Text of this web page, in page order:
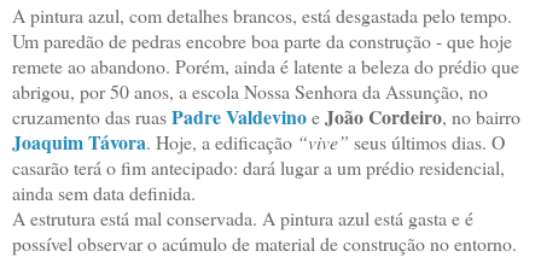
A pintura azul, com detalhes brancos, está desgastada pelo tempo.
Um paredão de pedras encobre boa parte da construção - que hoje
remete ao abandono. Porém, ainda é latente a beleza do prédio que
abrigou, por 50 anos, a escola Nossa Senhora da Assunção, no
cruzamento das ruasPadre ValdevinoeJoão Cordeiro, no bairro
Joaquim Távora. Hoje, a edificação “vive” seus últimos dias. O
casarão terá o fim antecipado: dará lugar a um prédio residencial,
ainda sem data definida.
A estrutura está mal conservada. A pintura azul está gasta e é
possível observar o acúmulo de material de construção no entorno.